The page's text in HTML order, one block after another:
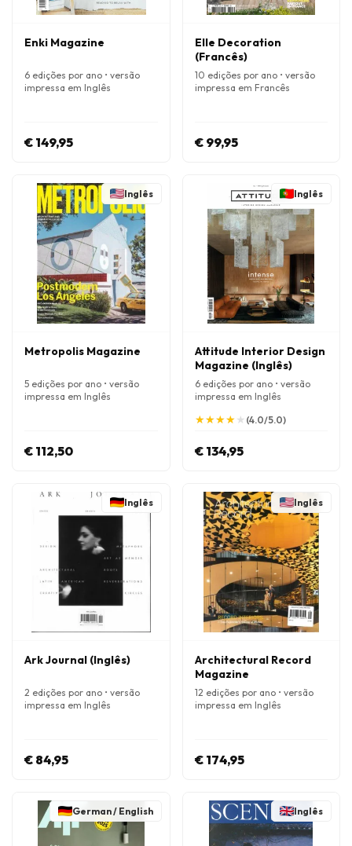
Enki Magazine
6 edições por ano • versão
impressa em Inglês
€ 149,95
Elle Decoration
(Francês)
10 edições por ano • versão
impressa em Francês
€ 99,95
Inglês
Metropolis Magazine
5 edições por ano • versão
impressa em Inglês
€ 112,50
Inglês
Attitude Interior Design
Magazine (Inglês)
6 edições por ano • versão
impressa em Inglês
★
★★
★★
★★
★★
★ (4.0/5.0)
€ 134,95
Inglês
Ark Journal (Inglês)
2 edições por ano • versão
impressa em Inglês
€ 84,95
Inglês
Architectural Record
Magazine
12 edições por ano • versão
impressa em Inglês
€ 174,95
German / English Inglês